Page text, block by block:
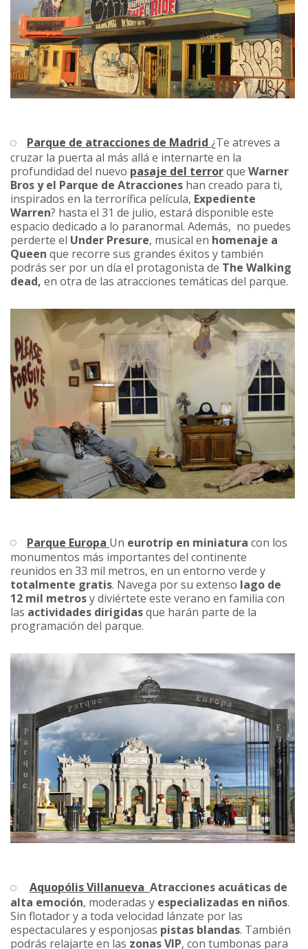
Parque de atracciones de Madrid ¿Te atreves a
cruzar la puerta al más allá e internarte en la
profundidad del nuevo pasaje del terrorque Warner
Bros y el Parque de Atracciones han creado para ti,
inspirados en la terrorífica película, Expediente
Warren? hasta el 31 de julio, estará disponible este
espacio dedicado a lo paranormal. Además, no puedes
perderte el Under Presure, musical en homenaje a
Queen que recorre sus grandes éxitos y también
podrás ser por un día el protagonista de The Walking
dead, en otra de las atracciones temáticas del parque.
Parque Europa Un eurotrip en miniatura con los
monumentos más importantes del continente
reunidos en 33 mil metros, en un entorno verde y
totalmente gratis. Navega por su extenso lago de
12 mil metrosy diviértete este verano en familia con
las actividades dirigidasque harán parte de la
programación del parque.
Aquopólis Villanueva Atracciones acuáticas de
alta emoción, moderadas y especializadas en niños.
Sin flotador y a toda velocidad lánzate por las
espectaculares y esponjosas pistas blandas. También
podrás relajarte en las zonas VIP, con tumbonas para